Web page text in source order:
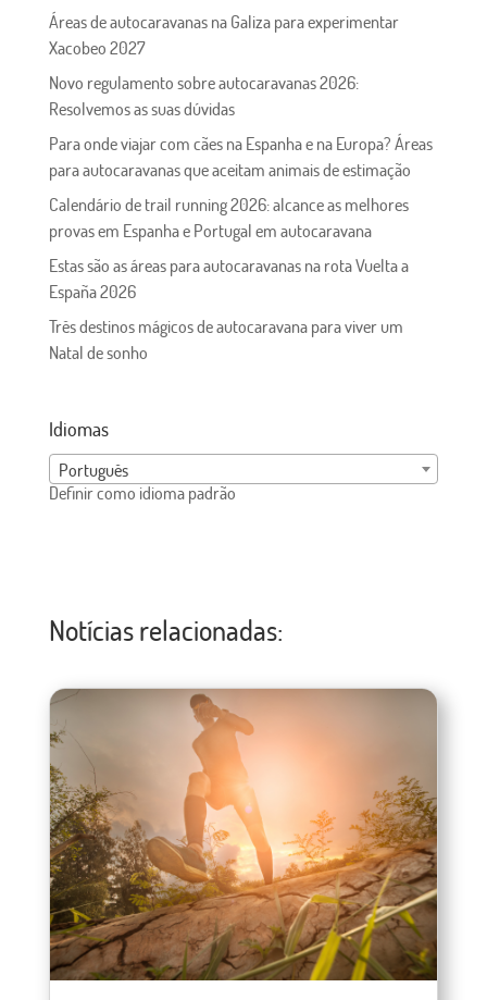
Áreas de autocaravanas na Galiza para experimentar
Xacobeo 2027
Novo regulamento sobre autocaravanas 2026:
Resolvemos as suas dúvidas
Para onde viajar com cães na Espanha e na Europa? Áreas
para autocaravanas que aceitam animais de estimação
Calendário de trail running 2026: alcance as melhores
provas em Espanha e Portugal em autocaravana
Estas são as áreas para autocaravanas na rota Vuelta a
España 2026
Três destinos mágicos de autocaravana para viver um
Natal de sonho
Idiomas
Português
Definir como idioma padrão
Notícias relacionadas: